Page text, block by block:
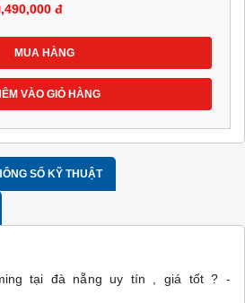
đ
MUA HÀNG
VÀO GIỎ HÀNG
SỐ KỸ THUẬT
tại đà nẵng uy tín , giá tốt ? -